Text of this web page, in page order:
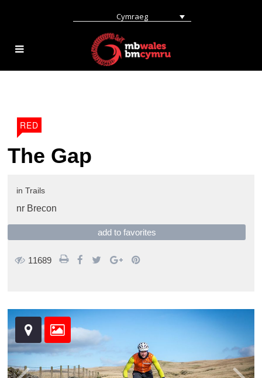
Cymraeg
RED
The Gap
in Trails
nr Brecon
add to favorites
11689